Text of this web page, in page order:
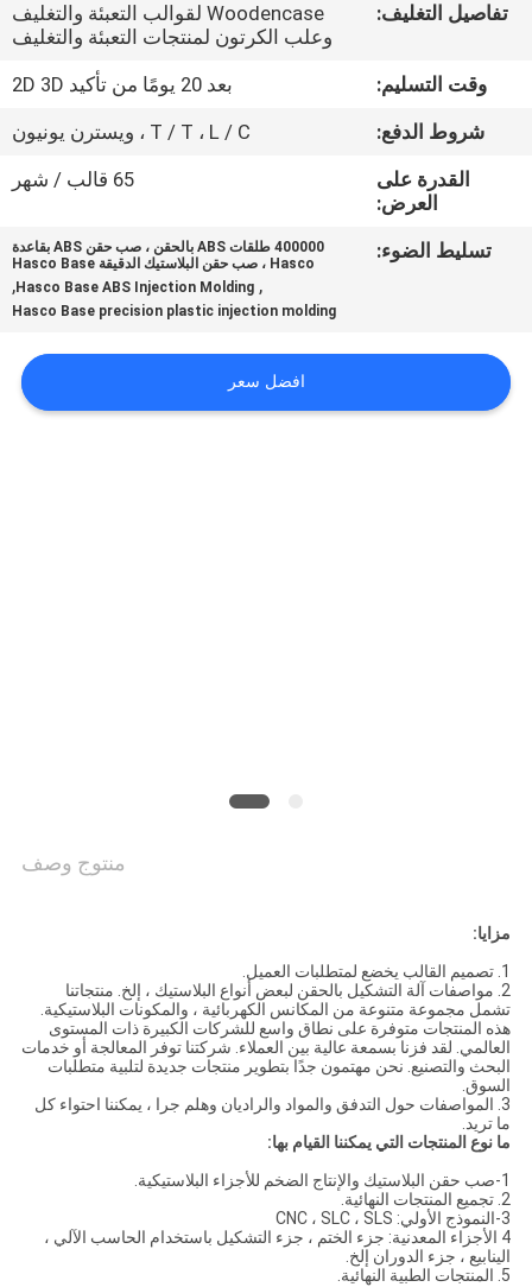
مراقبة
الجودة
اتصل
أخبار
اقتباس
تفاصيل التغليف:
Woodencase لقوالب التعبئة والتغليف
وعلب الكرتون لمنتجات التعبئة والتغليف
وقت التسليم:
بعد 20 يومًا من تأكيد 2D 3D
شروط الدفع:
T / T ، L / C ، ويسترن يونيون
القدرة على
العرض:
65 قالب / شهر
تسليط الضوء:
400000 طلقات ABS بالحقن ، صب حقن ABS بقاعدة
Hasco ، صب حقن البلاستيك الدقيقة Hasco Base
,
Hasco Base ABS Injection Molding
,
Hasco Base precision plastic injection molding
افضل سعر
منتوج وصف
مزايا:
1. تصميم القالب يخضع لمتطلبات العميل.
2. مواصفات آلة التشكيل بالحقن لبعض أنواع البلاستيك ، إلخ. منتجاتنا
تشمل مجموعة متنوعة من المكانس الكهربائية ، والمكونات البلاستيكية.
هذه المنتجات متوفرة على نطاق واسع للشركات الكبيرة ذات المستوى
العالمي. لقد فزنا بسمعة عالية بين العملاء. شركتنا توفر المعالجة أو خدمات
البحث والتصنيع. نحن مهتمون جدًا بتطوير منتجات جديدة لتلبية متطلبات
السوق.
3. المواصفات حول التدفق والمواد والراديان وهلم جرا ، يمكننا احتواء كل
ما تريد.
ما نوع المنتجات التي يمكننا القيام بها:
1-صب حقن البلاستيك والإنتاج الضخم للأجزاء البلاستيكية.
2. تجميع المنتجات النهائية.
3-النموذج الأولي: CNC ، SLC ، SLS
4 الأجزاء المعدنية: جزء الختم ، جزء التشكيل باستخدام الحاسب الآلي ،
الينابيع ، جزء الدوران إلخ.
5. المنتجات الطبية النهائية.